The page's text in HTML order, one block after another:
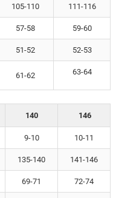
105-110 111-116
57-58 59-60
51-52 52-53
61-62 63-64
140 146
9-10 10-11
135-140 141-146
69-71 72-74